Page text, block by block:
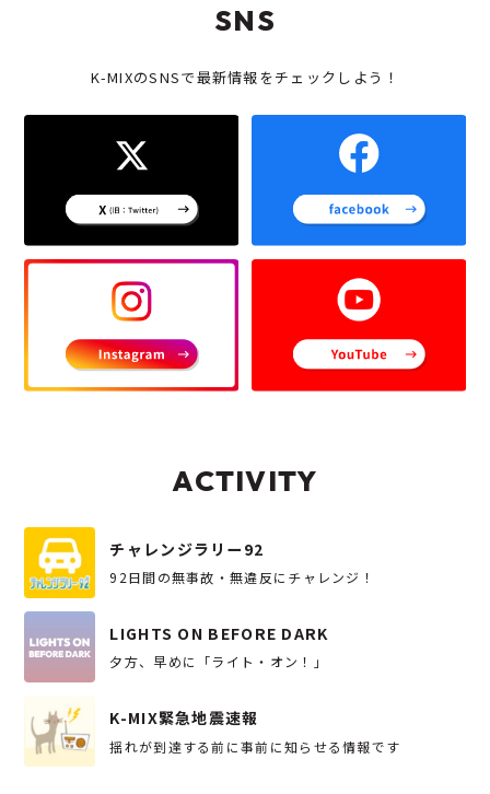
SNS
K-MIXのSNSで最新情報をチェックしよう！
ACTIVITY
チャレンジラリー92
92日間の無事故・無違反にチャレンジ！
LIGHTS ON BEFORE DARK
夕方、早めに「ライト・オン！」
K-MIX緊急地震速報
揺れが到達する前に事前に知らせる情報です